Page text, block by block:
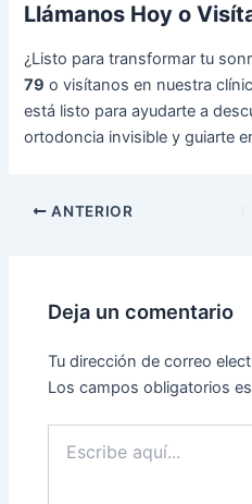
Llámanos Hoy o
¿Listo para transformar tu
79 o visítanos en nuestra
está listo para ayudarte a
ortodoncia invisible y guiarte
ANTERIOR
Deja un comentario
Tu dirección de correo
Los campos obligatorios
aquí...